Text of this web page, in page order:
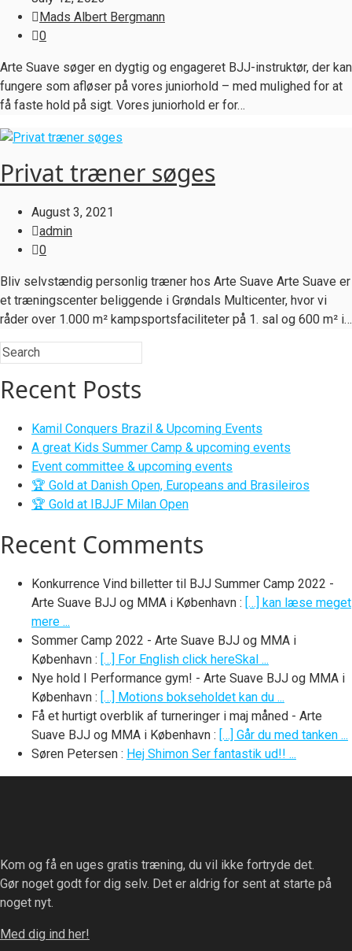
Mads Albert Bergmann
0
Arte Suave søger en dygtig og engageret BJJ-instruktør, der kan
fungere som afløser på vores juniorhold – med mulighed for at
få faste hold på sigt. Vores juniorhold er for…
Privat træner søges
August 3, 2021
admin
0
Bliv selvstændig personlig træner hos Arte Suave Arte Suave er
et træningscenter beliggende i Grøndals Multicenter, hvor vi
råder over 1.000 m² kampsportsfaciliteter på 1. sal og 600 m² i…
Recent Posts
Kamil Conquers Brazil & Upcoming Events
A great Kids Summer Camp & upcoming events
Event committee & upcoming events
🏆 Gold at Danish Open, Europeans and Brasileiros
🏆 Gold at IBJJF Milan Open
Recent Comments
Konkurrence Vind billetter til BJJ Summer Camp 2022 -
Arte Suave BJJ og MMA i København : […] kan læse meget
mere ...
Sommer Camp 2022 - Arte Suave BJJ og MMA i
København : […] For English click hereSkal ...
Nye hold I Performance gym! - Arte Suave BJJ og MMA i
København : […] Motions bokseholdet kan du ...
Få et hurtigt overblik af turneringer i maj måned - Arte
Suave BJJ og MMA i København : […] Går du med tanken ...
Søren Petersen : Hej Shimon Ser fantastik ud!! ...
Kom og få en uges gratis træning, du vil ikke fortryde det.
Gør noget godt for dig selv. Det er aldrig for sent at starte på
noget nyt.
Med dig ind her!